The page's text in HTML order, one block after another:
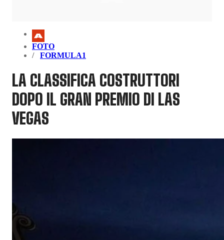
FOTO
FORMULA1
LA CLASSIFICA COSTRUTTORI
DOPO IL GRAN PREMIO DI LAS
VEGAS